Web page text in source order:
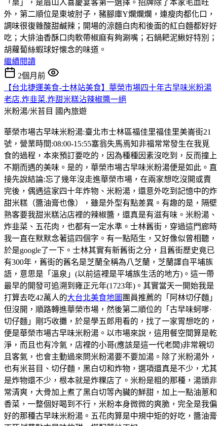
「桌」，是眉山人喜慶宴客第一選擇。招牌除了本家毛血旺
外，第二順位是東坡肘子，豬腳庫Y爛爛爛，連瘦肉都化口，
調味很復雜酸甜鹹辣；開場的涼麵白肉和後面的紅白麵都好好
吃；大排油香酥口肉軟帶椒麻有夠涮嘴；石鍋耙泥鰍好特別；
胡蘿蔔絲蝦球好懐念的味道。
繼續閱讀
2個月前
【台北捷運美食-士林站美食】華榮市場四十年古早味米粉湯
老店.炸韭菜.炸甜米糕沾辣椒醬一絕
米粉湯/米苔目 國內旅遊
華榮市場古早味米粉湯:臺北市士林區福佳里福佳里美崙街21
號，營業時間:08:00-15:55塞翁失馬焉知非福常常發生在我覓
食的過程，本來預訂要吃的，因為種種因素沒吃到，反而撞上
不期而遇的美味。是的，華榮市場古早味米粉湯便是如此。直
接先說結論:忘了幾年沒走進華榮市場，在兩家想吃沒開或賣
完後，偶遇這家四十年炸物、米粉湯，還意外吃到記憶中的炸
甜米糕（醬油膏也像），雖是外型有點差異。有趣的是，隔壁
熟客要我甜米糕沾店裡的辣椒醬，還真是有滋有味。米粉湯、
炸韭菜、五花肉，也都有一定水準。士林舊街，穿過這門廊時
我一直在默默念著這四個字。有一點陌生，又好像似曾相聽，
於是google了一下。士林其實有新舊街之分，且舊街歷史竟已
有300年，舊街的舊名是芝蘭全稱為八芝蘭，芝蘭譯自平埔族
語，意思是「溫泉」(以前這裡是平埔族生活的地方)。這一帶
最早的開發可追溯到雍正元年(1723年)。其實當天一開始我是
打算去吃42萬人的大台北美食地圖 團員推薦的「阿林切仔麵」
但沒開，順路轉進華榮市場，然後第二順位的「古早味蚵嗲·
切仔麵」剛巧收攤，於是學五郎用看的，找了一家胃想吃的，
便是華榮市場古早味米粉湯。以市場來說，這用餐空間算是乾
淨，而且也有冷氣，店裡的小哥(應該是這一代老闆)非常親切
且客氣，也會主動過來問米粉湯要不要加湯。除了米粉湯外，
也有米苔目、切仔麵，黑白切和炸物，選項還真是不少，尤其
是炸物還不少，根本就是炸粿店了。米粉是粗的那種，湯頭非
常清爽，大骨加上煮了黑白切等內臟的鮮甜，加上一點油蔥和
香菜，一整個好喝到不行，米粉本身微微的爽脆，完全是我偏
好的那種古早味米粉湯。五花肉算是中規中矩的好吃，醬油膏